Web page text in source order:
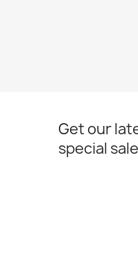
Get our
special